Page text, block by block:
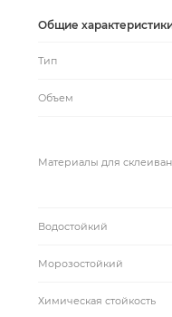
Общие
Тип
Объем
Материалы для
Водостойкий
Морозостойкий
Химическая стойкость